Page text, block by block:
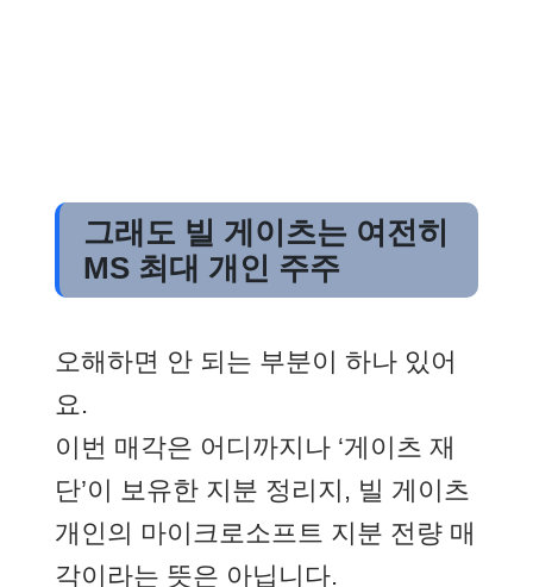
그래도 빌 게이츠는 여전히
MS 최대 개인 주주
오해하면 안 되는 부분이 하나 있어
요.
이번 매각은 어디까지나 ‘게이츠 재
단’이 보유한 지분 정리지, 빌 게이츠
개인의 마이크로소프트 지분 전량 매
각이라는 뜻은 아닙니다.